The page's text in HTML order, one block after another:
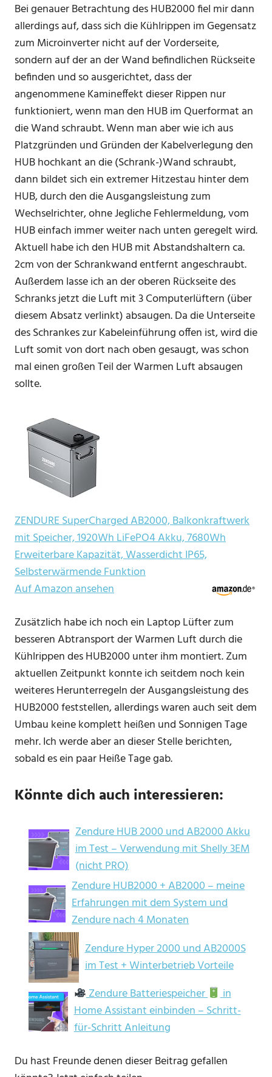
Bei genauer Betrachtung des HUB2000 fiel mir dann
allerdings auf, dass sich die Kühlrippen im Gegensatz
zum Microinverter nicht auf der Vorderseite,
sondern auf der an der Wand befindlichen Rückseite
befinden und so ausgerichtet, dass der
angenommene Kamineffekt dieser Rippen nur
funktioniert, wenn man den HUB im Querformat an
die Wand schraubt. Wenn man aber wie ich aus
Platzgründen und Gründen der Kabelverlegung den
HUB hochkant an die (Schrank-)Wand schraubt,
dann bildet sich ein extremer Hitzestau hinter dem
HUB, durch den die Ausgangsleistung zum
Wechselrichter, ohne Jegliche Fehlermeldung, vom
HUB einfach immer weiter nach unten geregelt wird.
Aktuell habe ich den HUB mit Abstandshaltern ca.
2cm von der Schrankwand entfernt angeschraubt.
Außerdem lasse ich an der oberen Rückseite des
Schranks jetzt die Luft mit 3 Computerlüftern (über
diesem Absatz verlinkt) absaugen. Da die Unterseite
des Schrankes zur Kabeleinführung offen ist, wird die
Luft somit von dort nach oben gesaugt, was schon
mal einen großen Teil der Warmen Luft absaugen
sollte.
ZENDURE SuperCharged AB2000, Balkonkraftwerk
mit Speicher, 1920Wh LiFePO4 Akku, 7680Wh
Erweiterbare Kapazität, Wasserdicht IP65,
Selbsterwärmende Funktion
Auf Amazon ansehen
Zusätzlich habe ich noch ein Laptop Lüfter zum
besseren Abtransport der Warmen Luft durch die
Kühlrippen des HUB2000 unter ihm montiert. Zum
aktuellen Zeitpunkt konnte ich seitdem noch kein
weiteres Herunterregeln der Ausgangsleistung des
HUB2000 feststellen, allerdings waren auch seit dem
Umbau keine komplett heißen und Sonnigen Tage
mehr. Ich werde aber an dieser Stelle berichten,
sobald es ein paar Heiße Tage gab.
Könnte dich auch interessieren:
Zendure HUB 2000 und AB2000 Akku
im Test – Verwendung mit Shelly 3EM
(nicht PRO)
Zendure HUB2000 + AB2000 – meine
Erfahrungen mit dem System und
Zendure nach 4 Monaten
Zendure Hyper 2000 und AB2000S
im Test + Winterbetrieb Vorteile
Zendure Batteriespeicher
in
Home Assistant einbinden – Schritt-
für-Schritt Anleitung
Du hast Freunde denen dieser Beitrag gefallen